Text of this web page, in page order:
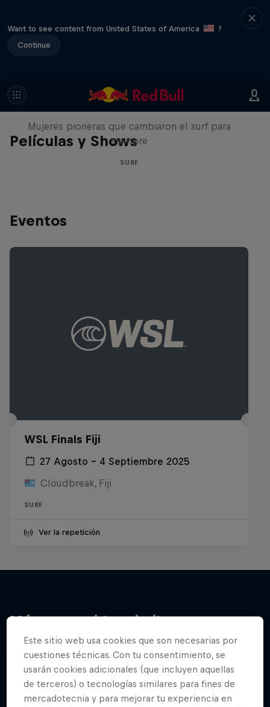
Want to see content from United States of America
?
Continue
Películas y Shows
NOW DAYS
Mujeres pioneras que cambiaron el surf para
siempre
SURF
Eventos
WSL Finals Fiji
27 Agosto – 4 Septiembre 2025
Cloudbreak, Fiji
SURF
Ver la repetición
Más contenidos similares
Este sitio web usa cookies que son necesarias por
cuestiones técnicas. Con tu consentimiento, se
usarán cookies adicionales (que incluyen aquellas
de terceros) o tecnologías similares para fines de
mercadotecnia y para mejorar tu experiencia en